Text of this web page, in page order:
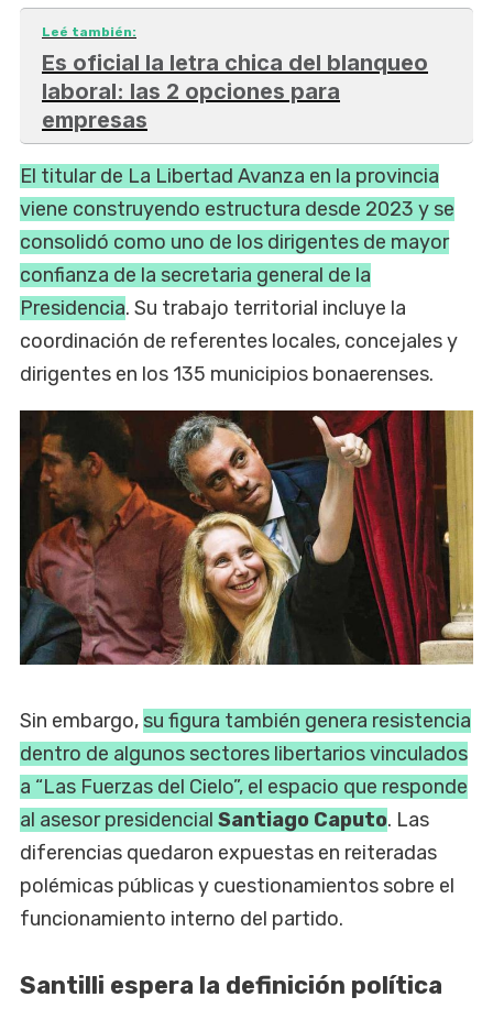
Leé también:
Es oficial la letra chica del blanqueo
laboral: las 2 opciones para
empresas
El titular de La Libertad Avanza en la provincia
viene construyendo estructura desde 2023 y se
consolidó como uno de los dirigentes de mayor
confianza de la secretaria general de la
Presidencia. Su trabajo territorial incluye la
coordinación de referentes locales, concejales y
dirigentes en los 135 municipios bonaerenses.
Sin embargo, su figura también genera resistencia
dentro de algunos sectores libertarios vinculados
a “Las Fuerzas del Cielo”, el espacio que responde
al asesor presidencial Santiago Caputo. Las
diferencias quedaron expuestas en reiteradas
polémicas públicas y cuestionamientos sobre el
funcionamiento interno del partido.
Santilli espera la definición política